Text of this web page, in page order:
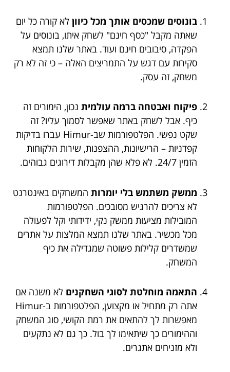
בונוסים שמכסים אותך מכל כיוון לא קורה כל יום
שאתה מקבל "כסף חינם" לשחק איתו, בונוסים על
הפקדה, סיבובים חינם ועוד. באתר שלנו תמצא
סקירות עם דגש על התמריצים האלה – כי זה לא רק
משחק, זה עסק.
פיקוח ואבטחה ברמה עולמית נכון, הימורים זה
כיף. אבל לשחק באתר שאפשר לסמוך עליו? זה
שקט נפשי. הפלטפורמות שב-Himur עברו בדיקות
קפדניות – הרישיונות, ההצפנות, שירות הלקוחות
הזמין 24/7. לא פלא שהן מקבלות דירוגים גבוהים.
ממשק משתמש בלי יומרות המשחקים באינטרנט
לא צריכים להרגיש מסובכים. הפלטפורמות
המובילות מציעות ממשק נקי, ידידותי וקל לפעולה
מכל מכשיר. באתר שלנו תמצא המלצות על אתרים
שמשדרים קלילות פשוטה שמגדילה את כיף
המשחק.
התאמה מוחלטת לסוגי השחקנים לא משנה אם
אתה רק מתחיל או מקצוען, הפלטפורמות ב-Himur
מאפשרות לך להתאים את רמת הקושי, סוג המשחק
וההימורים כך שיתאימו לך בול. כך גם לא נתקעים
ולא מזניחים אתגרים.